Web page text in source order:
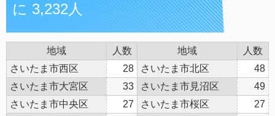
に 3,232人
地域 人数 地域
人数
さいたま市西区
28 さいたま市北区
48
さいたま市大宮区
33 さいたま市見沼区
49
さいたま市中央区
27 さいたま市桜区
27